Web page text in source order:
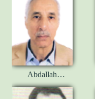
Abdallah
HAOUAM